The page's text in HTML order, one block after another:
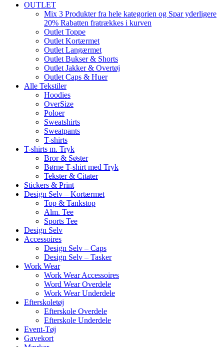
OUTLET
Mix 3 Produkter fra hele kategorien og Spar yderligere
20% Rabatten fratrækkes i kurven
Outlet Toppe
Outlet Kortærmet
Outlet Langærmet
Outlet Bukser & Shorts
Outlet Jakker & Overtøj
Outlet Caps & Huer
Alle Tekstiler
Hoodies
OverSize
Poloer
Sweatshirts
Sweatpants
T-shirts
T-shirts m. Tryk
Bror & Søster
Børne T-shirt med Tryk
Tekster & Citater
Stickers & Print
Design Selv – Kortærmet
Top & Tankstop
Alm. Tee
Sports Tee
Design Selv
Accessoires
Design Selv – Caps
Design Selv – Tasker
Work Wear
Work Wear Accessoires
Word Wear Overdele
Work Wear Underdele
Efterskoletøj
Efterskole Overdele
Efterskole Underdele
Event-Tøj
Gavekort